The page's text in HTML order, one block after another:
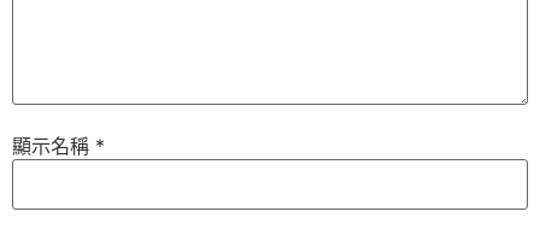
顯示名稱 *